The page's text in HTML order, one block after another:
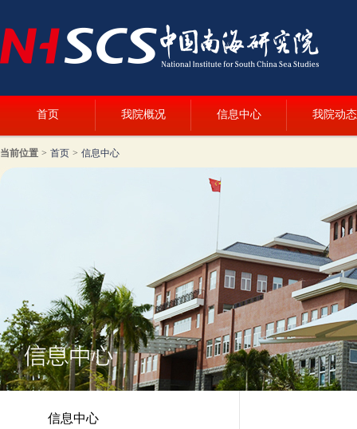
首页 我院概况 信息中心 我院动态
当前位置 > 首页 > 信息中心
信息中心